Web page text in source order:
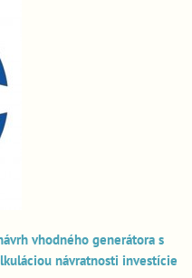
vhodného generátora s
návratnosti investície